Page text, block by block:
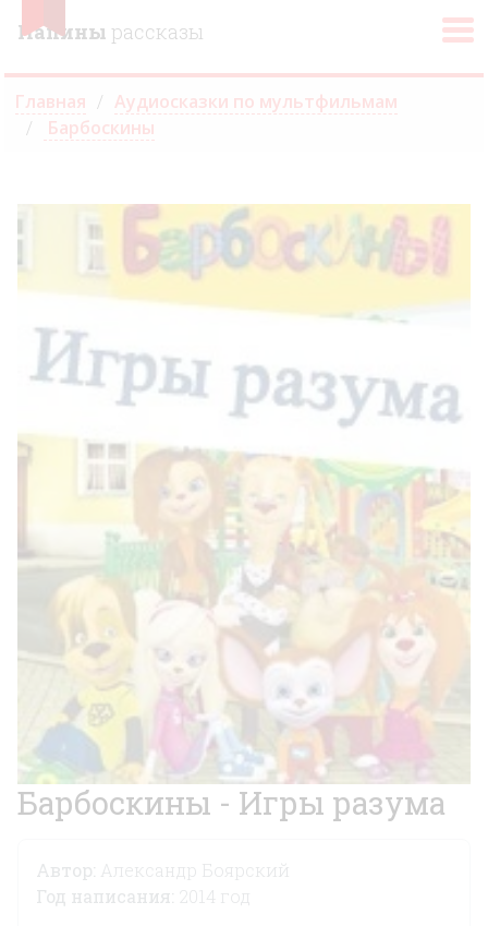
Папины рассказы
Главная
Аудиосказки по мультфильмам
Барбоскины
Барбоскины - Игры разума
Автор: Александр Боярский
Год написания: 2014 год